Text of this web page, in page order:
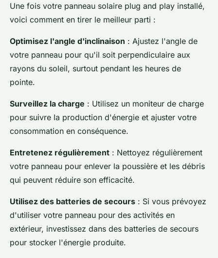
Une fois votre panneau solaire plug and play installé,
voici comment en tirer le meilleur parti :
Optimisez l'angle d'inclinaison : Ajustez l'angle de
votre panneau pour qu'il soit perpendiculaire aux
rayons du soleil, surtout pendant les heures de
pointe.
Surveillez la charge : Utilisez un moniteur de charge
pour suivre la production d'énergie et ajuster votre
consommation en conséquence.
Entretenez régulièrement : Nettoyez régulièrement
votre panneau pour enlever la poussière et les débris
qui peuvent réduire son efficacité.
Utilisez des batteries de secours : Si vous prévoyez
d'utiliser votre panneau pour des activités en
extérieur, investissez dans des batteries de secours
pour stocker l'énergie produite.